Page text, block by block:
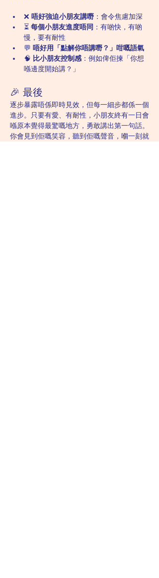
❌ 唔好強迫小朋友講嘢 ：會令焦慮加深
⏳ 每個小朋友進度唔同 ：有啲快，有啲
慢，要有耐性
💬 唔好用「點解你唔講嘢？」咁嘅語氣
🧠 比小朋友控制感 ：例如俾佢揀「你想
喺邊度開始講？」
🎉 最後
逐步暴露唔係即時見效，但每一細步都係一個
進步。只要有愛、有耐性，小朋友終有一日會
喺原本覺得最驚嘅地方，勇敢講出第一句話。
你會見到佢嘅笑容，聽到佢嘅聲音，嗰一刻就